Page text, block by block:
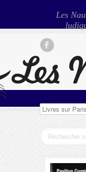
Les